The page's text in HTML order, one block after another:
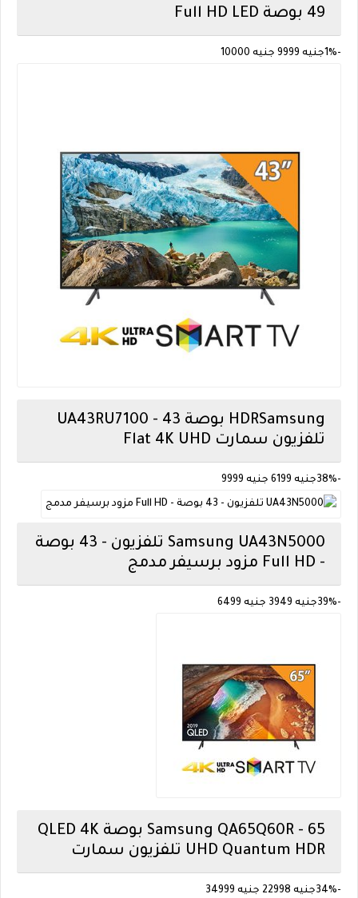
49 بوصة Full HD LED
-1% جنيه 9999 جنيه 10000
Samsung
UA43RU7100 - 43 بوصة HDR
Flat 4K UHD تلفزيون سمارت
-38% جنيه 6199 جنيه 9999
Samsung
UA43N5000 تلفزيون - 43 بوصة
- Full HD مزود برسيفر مدمج
-39% جنيه 3949 جنيه 6499
Samsung
QA65Q60R - 65 بوصة QLED 4K
UHD Quantum HDR تلفزيون سمارت
-34% جنيه 22998 جنيه 34999